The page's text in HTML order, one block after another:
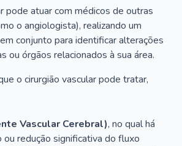
pode atuar com médicos de outras
o angiologista), realizando um
conjunto para identificar alterações
ou órgãos relacionados à sua área.
o cirurgião vascular pode tratar,
Vascular Cerebral), no qual há
ou redução significativa do fluxo